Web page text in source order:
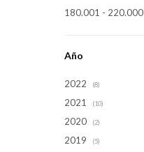
180.001 - 220.000
Año
2022 (8)
2021 (10)
2020 (2)
2019 (5)